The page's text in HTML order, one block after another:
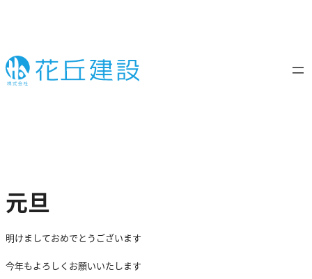
ス
キ
元旦
明けましておめでとうございます
今年もよろしくお願いいたします